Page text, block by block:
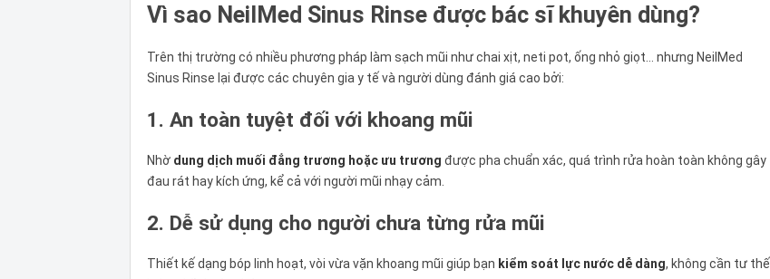
Vì sao NeilMed Sinus Rinse được bác sĩ khuyên dùng?
Trên thị trường có nhiều phương pháp làm sạch mũi như chai xịt, neti pot, ống nhỏ giọt… nhưng NeilMed
Sinus Rinse lại được các chuyên gia y tế và người dùng đánh giá cao bởi:
1. An toàn tuyệt đối với khoang mũi
Nhờ dung dịch muối đẳng trương hoặc ưu trương được pha chuẩn xác, quá trình rửa hoàn toàn không gây
đau rát hay kích ứng, kể cả với người mũi nhạy cảm.
2. Dễ sử dụng cho người chưa từng rửa mũi
Thiết kế dạng bóp linh hoạt, vòi vừa vặn khoang mũi giúp bạn kiểm soát lực nước dễ dàng, không cần tư thế